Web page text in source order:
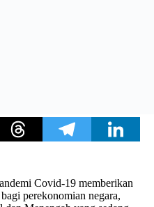
Covid-19 memberikan
perekonomian negara,